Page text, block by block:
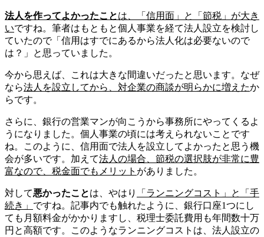
法人を作ってよかったことは、「信用面」と「節税」が大き
いですね。筆者はもともと個人事業を経て法人設立を検討し
ていたので「信用はすでにあるから法人化は必要ないので
は？」と思っていました。
今から思えば、これは大きな間違いだったと思います。なぜ
なら法人を設立してから、対企業の商談が明らかに増えたか
らです。
さらに、銀行の営業マンが向こうから事務所にやってくるよ
うになりました。個人事業の頃には考えられないことです
ね。このように、信用面で法人を設立してよかったと思う機
会が多いです。加えて法人の場合、節税の選択肢が非常に豊
富なので、税金面でもメリット がありました。
対して悪かったことは、やはり
「ランニングコスト」と「手
続き」 ですね。記事内でも触れたように、銀行口座1つにし
ても月額料金がかかりますし、税理士委託費用も年間数十万
円と高額です。このようなランニングコストは、法人設立の